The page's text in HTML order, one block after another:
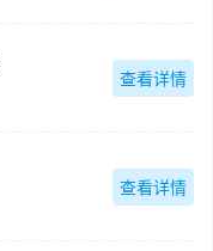
查看详情
查看详情